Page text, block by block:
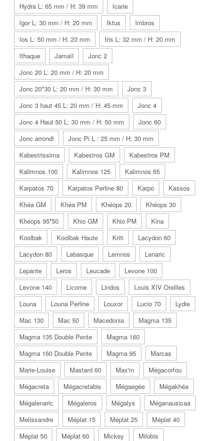
Hydra L: 65 mm / H: 39 mm
Icarie
Igor L: 30 mm / H: 20 mm
Iktus
Imbros
Ios L: 50 mm / H: 23 mm
Iris L: 32 mm / H: 20 mm
Ithaque
Jamaïl
Jonc 2
Jonc 20 L: 20 mm / H: 20 mm
Jonc 20*30 L: 20 mm / H: 30 mm
Jonc 3
Jonc 3 haut 45 L: 20 mm / H: 45 mm
Jonc 4
Jonc 4 Haut 50 L: 30 mm / H: 50 mm
Jonc 60
Jonc arrondi
Jonc Pi L : 25 mm / H: 30 mm
Kabestrissima
Kabestros GM
Kabestros PM
Kalimnos 100
Kalimnos 125
Kalimnos 65
Karpatos 70
Karpatos Perline 80 Karpo
Kassos
Khéa GM
Khéa PM Khéops 20
Khéops 30
Khéops 95*50
Khio GM Khio PM
Kina
Koolbak
Koolbak Haute Kriti
Lacydon 60
Lacydon 80
Lebasque Lemnos
Lenaric
Lepante
Leros Leucade
Levone 100
Levone 140
Licorne Lindos
Louis XIV Oreilles
Louna
Louna Perline Louxor Lucio 70
Lydie
Mac 130
Mac 50 Macedonia
Magma 135
Magma 135 Double Pente
Magma 160
Magma 160 Double Pente
Magma 95
Marcas
Marie-Louise
Mastard 60 Max'm
Mégacorfou
Mégacreta
Mégacretabis Mégaegée
Mégakhéa
Mégalenaric
Mégaleros Mégalys
Méganausicaa
Melissandre
Méplat 15 Méplat 25
Méplat 40
Méplat 50
Méplat 60 Mickey
Milobis